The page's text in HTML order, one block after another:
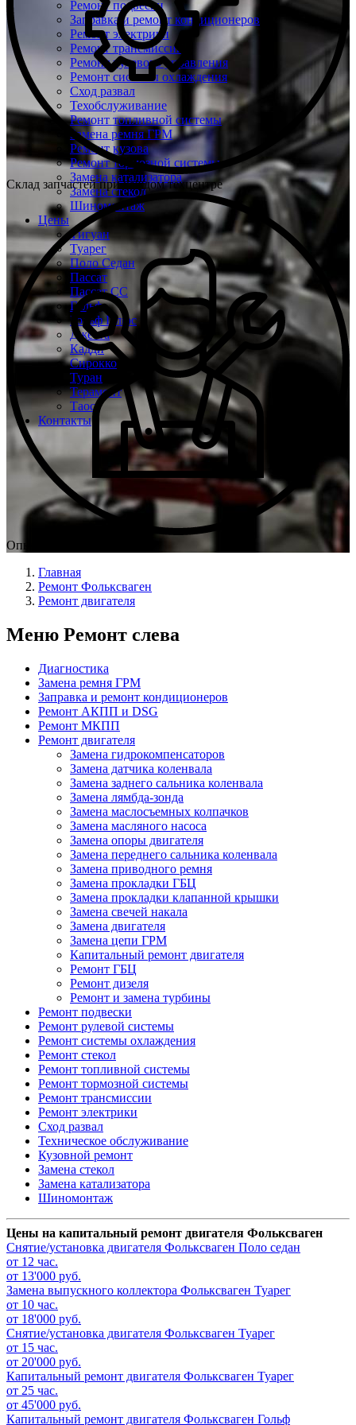
Ремонт подвески
Заправка и ремонт кондиционеров
Ремонт электрики
Ремонт трансмиссии
Ремонт рулевого управления
Ремонт системы охлаждения
Сход развал
Техобслуживание
Ремонт топливной системы
Замена ремня ГРМ
Ремонт кузова
Ремонт тормозной системы
Замена катализатора
Замена стекол
Шиномонтаж
Цены
Тигуан
Туарег
Поло Седан
Пассат
Пассат СС
Гольф
Гольф Плюс
Джетта
Кадди
Сирокко
Туран
Терамонт
Таос
Контакты
Склад запчастей при каждом техцентре
Опыт мастеров с 2008 г.
Главная
Ремонт Фольксваген
Ремонт двигателя
Меню Ремонт слева
Диагностика
Замена ремня ГРМ
Заправка и ремонт кондиционеров
Ремонт АКПП и DSG
Ремонт МКПП
Ремонт двигателя
Замена гидрокомпенсаторов
Замена датчика коленвала
Замена заднего сальника коленвала
Замена лямбда-зонда
Замена маслосъемных колпачков
Замена масляного насоса
Замена опоры двигателя
Замена переднего сальника коленвала
Замена приводного ремня
Замена прокладки ГБЦ
Замена прокладки клапанной крышки
Замена свечей накала
Замена двигателя
Замена цепи ГРМ
Капитальный ремонт двигателя
Ремонт ГБЦ
Ремонт дизеля
Ремонт и замена турбины
Ремонт подвески
Ремонт рулевой системы
Ремонт системы охлаждения
Ремонт стекол
Ремонт топливной системы
Ремонт тормозной системы
Ремонт трансмиссии
Ремонт электрики
Сход развал
Техническое обслуживание
Кузовной ремонт
Замена стекол
Замена катализатора
Шиномонтаж
Цены на капитальный ремонт двигателя Фольксваген
Снятие/установка двигателя Фольксваген Поло седан
от 12 час.
от 13'000 руб.
Замена выпускного коллектора Фольксваген Туарег
от 10 час.
от 18'000 руб.
Снятие/установка двигателя Фольксваген Туарег
от 15 час.
от 20'000 руб.
Капитальный ремонт двигателя Фольксваген Туарег
от 25 час.
от 45'000 руб.
Капитальный ремонт двигателя Фольксваген Гольф